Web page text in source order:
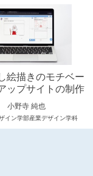
絵描きのモチベー
ップサイトの制作
小野寺 純也
イン学部産業デザイン学科